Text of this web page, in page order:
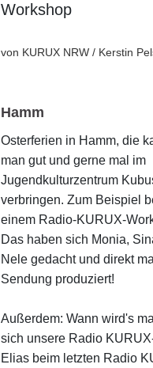
Workshop
von KURUX NRW / Kerstin
Hamm
Osterferien in Hamm, die
man gut und gerne mal im
Jugendkulturzentrum
verbringen. Zum Beispiel
einem Radio-KURUX-
Das haben sich Monia,
Nele gedacht und direkt
Sendung produziert!
Außerdem: Wann wird's
sich unsere Radio
Elias beim letzten Radio